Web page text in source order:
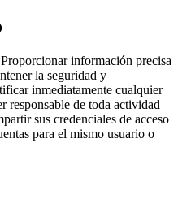
información precisa
la seguridad y
inmediatamente cualquier
responsable de toda actividad
sus credenciales de acceso
para el mismo usuario o